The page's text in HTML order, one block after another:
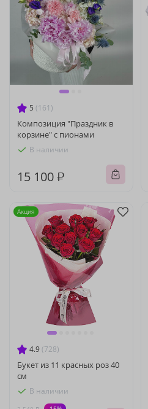
5 (161)
Композиция "Праздник в
корзине" с пионами
В наличии
15 100 ₽
4.9 (728)
Букет из 11 красных роз 40
см
В наличии
Акция